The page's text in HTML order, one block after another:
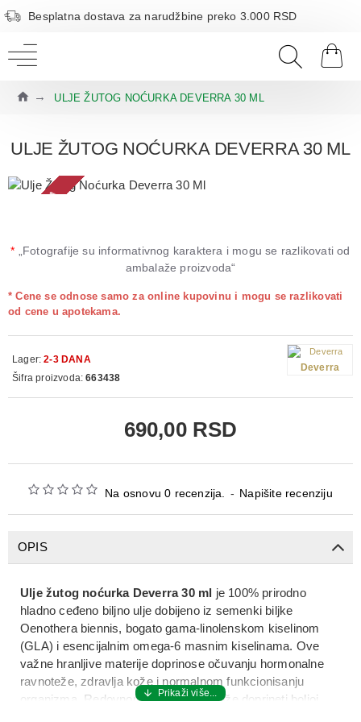
Besplatna dostava za narudžbine preko 3.000 RSD
ULJE ŽUTOG NOĆURKA DEVERRA 30 ML
ULJE ŽUTOG NOĆURKA DEVERRA 30 ML
* „Fotografije su informativnog karaktera i mogu se razlikovati od
ambalaže proizvoda“
Na osnovu 0 recenzija. - Napišite recenziju
* Cene se odnose samo za online kupovinu i mogu se razlikovati
od cene u apotekama.
690,00 RSD
Lager: 2-3 DANA
Šifra proizvoda: 663438
Deverra
OPIS
Ulje žutog noćurka Deverra 30 ml je 100% prirodno
hladno ceđeno biljno ulje dobijeno iz semenki biljke
Oenothera biennis, bogato gama-linolenskom kiselinom
(GLA) i esencijalnim omega-6 masnim kiselinama. Ove
važne hranljive materije doprinose očuvanju hormonalne
ravnoteže, zdravlja kože i normalnom funkcionisanju
organizma. Redovnom upotrebom može doprineti boljoj